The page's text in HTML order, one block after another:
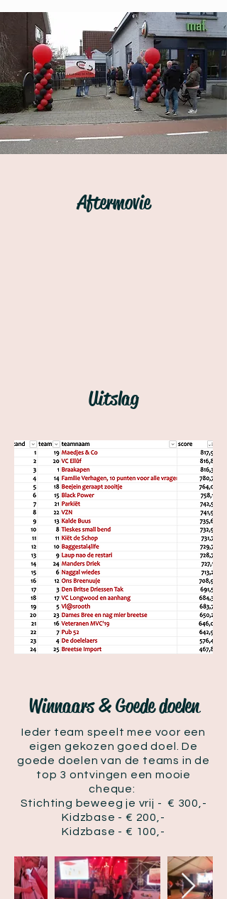
Aftermovie
Uitslag
Winnaars & Goede doelen
Ieder team speelt mee voor een
eigen gekozen goed doel. De
goede doelen van de teams in de
top 3 ontvingen een mooie
cheque:
Stichting beweeg je vrij - € 300,-
Kidzbase - € 200,-
Kidzbase - € 100,-